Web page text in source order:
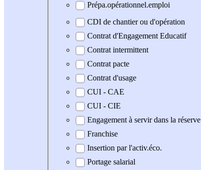
Prépa.opérationnel.emploi
CDI de chantier ou d'opération
Contrat d'Engagement Educatif
Contrat intermittent
Contrat pacte
Contrat d'usage
CUI - CAE
CUI - CIE
Engagement à servir dans la réserve
Franchise
Insertion par l'activ.éco.
Portage salarial